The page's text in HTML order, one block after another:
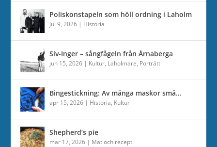
Poliskonstapeln som höll ordning i Laholm
jul 9, 2026 | Historia
Siv-Inger – sångfågeln från Årnaberga
jun 15, 2026 | Kultur, Laholmare, Porträtt
Bingestickning: Av många maskor små…
apr 15, 2026 | Historia, Kultur
Shepherd’s pie
mar 17, 2026 | Mat och recept